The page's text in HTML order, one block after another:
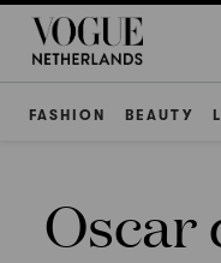
FASHION BEAUTY
Oscar